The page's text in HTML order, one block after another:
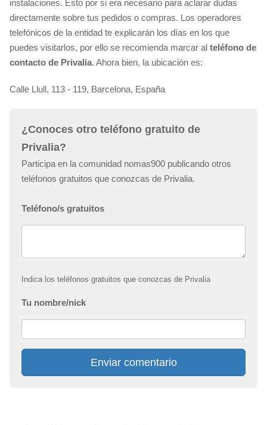
instalaciones. Esto por si era necesario para aclarar dudas
directamente sobre tus pedidos o compras. Los operadores
telefónicos de la entidad te explicarán los días en los que
puedes visitarlos, por ello se recomienda marcar al teléfono de
contacto de Privalia. Ahora bien, la ubicación es:
Calle Llull, 113 - 119, Barcelona, España
¿Conoces otro teléfono gratuito de
Privalia?
Participa en la comunidad nomas900 publicando otros
teléfonos gratuitos que conozcas de Privalia.
Teléfono/s gratuitos
Indica los teléfonos gratuitos que conozcas de Privalia
Tu nombre/nick
Enviar comentario